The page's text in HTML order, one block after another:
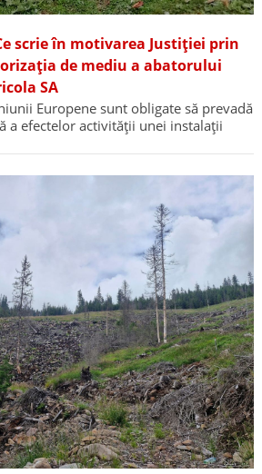
scrie în motivarea Justiției prin
de mediu a abatorului
SA
Europene sunt obligate să prevadă
a efectelor activității unei instalații